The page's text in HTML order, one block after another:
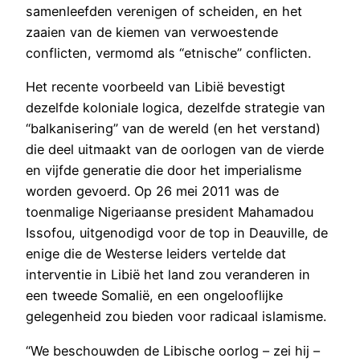
samenleefden verenigen of scheiden, en het
zaaien van de kiemen van verwoestende
conflicten, vermomd als “etnische” conflicten.
Het recente voorbeeld van Libië bevestigt
dezelfde koloniale logica, dezelfde strategie van
“balkanisering” van de wereld (en het verstand)
die deel uitmaakt van de oorlogen van de vierde
en vijfde generatie die door het imperialisme
worden gevoerd. Op 26 mei 2011 was de
toenmalige Nigeriaanse president Mahamadou
Issofou, uitgenodigd voor de top in Deauville, de
enige die de Westerse leiders vertelde dat
interventie in Libië het land zou veranderen in
een tweede Somalië, en een ongelooflijke
gelegenheid zou bieden voor radicaal islamisme.
“We beschouwden de Libische oorlog – zei hij –